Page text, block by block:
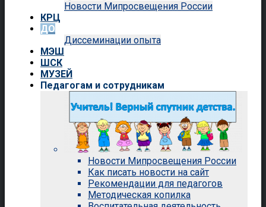
Новости Мипросвещения России
КРЦ
ДО
Диссеминации опыта
МЭШ
ШСК
МУЗЕЙ
Педагогам и сотрудникам
Новости Мипросвещения России
Как писать новости на сайт
Рекомендации для педагогов
Методическая копилка